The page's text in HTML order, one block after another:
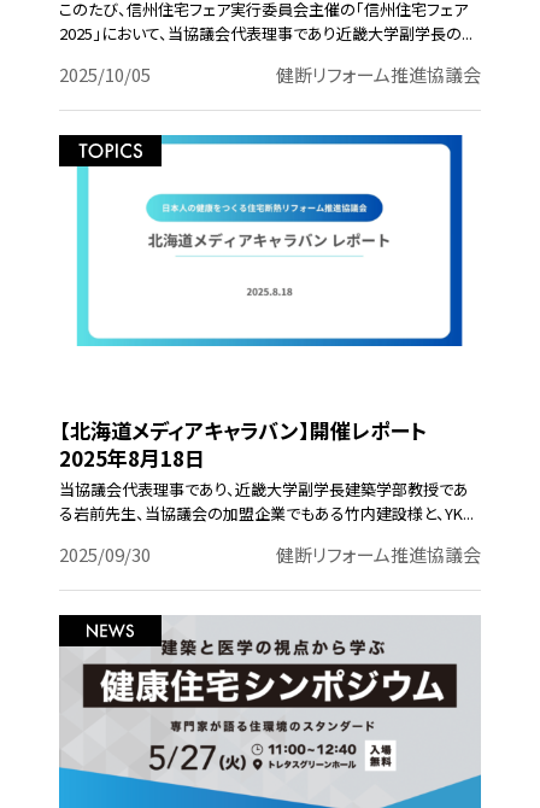
このたび、信州住宅フェア実行委員会主催の「信州住宅フェア
2025」において、当協議会代表理事であり近畿大学副学長の...
2025/10/05 健断リフォーム推進協議会
【北海道メディアキャラバン】開催レポート
2025年8月18日
当協議会代表理事であり、近畿大学副学長建築学部教授であ
る岩前先生、当協議会の加盟企業でもある竹内建設様と、YK...
2025/09/30 健断リフォーム推進協議会